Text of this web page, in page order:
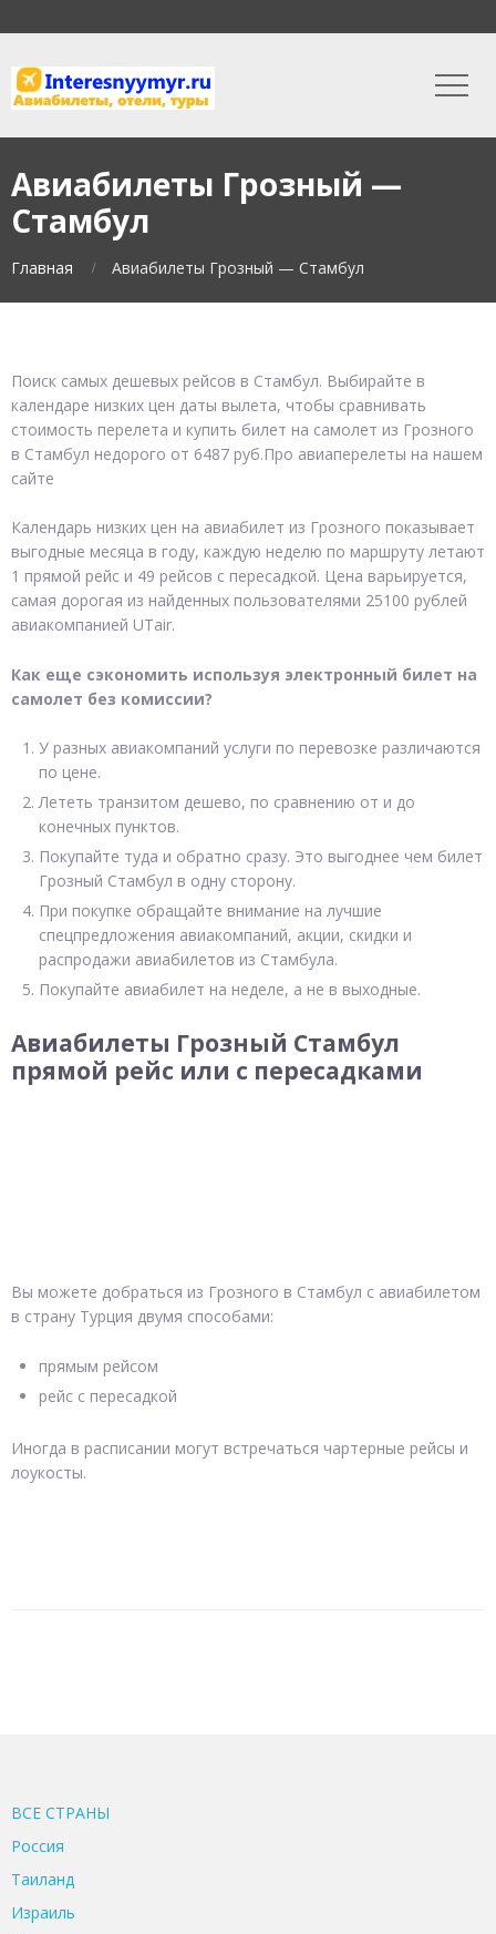
Авиабилеты Грозный —
Стамбул
Главная Авиабилеты Грозный — Стамбул
Поиск самых дешевых рейсов в Стамбул. Выбирайте в
календаре низких цен даты вылета, чтобы сравнивать
стоимость перелета и купить билет на самолет из Грозного
в Стамбул недорого от 6487 руб.Про авиаперелеты на нашем
сайте
Календарь низких цен на авиабилет из Грозного показывает
выгодные месяца в году, каждую неделю по маршруту летают
1 прямой рейс и 49 рейсов с пересадкой. Цена варьируется,
самая дорогая из найденных пользователями 25100 рублей
авиакомпанией UTair.
Как еще сэкономить используя электронный билет на
самолет без комиссии?
У разных авиакомпаний услуги по перевозке различаются
по цене.
Лететь транзитом дешево, по сравнению от и до
конечных пунктов.
Покупайте туда и обратно сразу. Это выгоднее чем билет
Грозный Стамбул в одну сторону.
При покупке обращайте внимание на лучшие
спецпредложения авиакомпаний, акции, скидки и
распродажи авиабилетов из Стамбула.
Покупайте авиабилет на неделе, а не в выходные.
Авиабилеты Грозный Стамбул
прямой рейс или с пересадками
Вы можете добраться из Грозного в Стамбул с авиабилетом
в страну Турция двумя способами:
прямым рейсом
рейс с пересадкой
Иногда в расписании могут встречаться чартерные рейсы и
лоукосты.
ВСЕ CТРАНЫ
Россия
Таиланд
Израиль